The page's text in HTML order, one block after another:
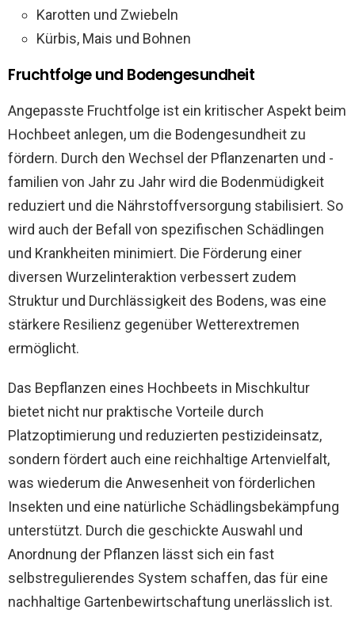
Karotten und Zwiebeln
Kürbis, Mais und Bohnen
Fruchtfolge und Bodengesundheit
Angepasste Fruchtfolge ist ein kritischer Aspekt beim
Hochbeet anlegen, um die Bodengesundheit zu
fördern. Durch den Wechsel der Pflanzenarten und -
familien von Jahr zu Jahr wird die Bodenmüdigkeit
reduziert und die Nährstoffversorgung stabilisiert. So
wird auch der Befall von spezifischen Schädlingen
und Krankheiten minimiert. Die Förderung einer
diversen Wurzelinteraktion verbessert zudem
Struktur und Durchlässigkeit des Bodens, was eine
stärkere Resilienz gegenüber Wetterextremen
ermöglicht.
Das Bepflanzen eines Hochbeets in Mischkultur
bietet nicht nur praktische Vorteile durch
Platzoptimierung und reduzierten pestizideinsatz,
sondern fördert auch eine reichhaltige Artenvielfalt,
was wiederum die Anwesenheit von förderlichen
Insekten und eine natürliche Schädlingsbekämpfung
unterstützt. Durch die geschickte Auswahl und
Anordnung der Pflanzen lässt sich ein fast
selbstregulierendes System schaffen, das für eine
nachhaltige Gartenbewirtschaftung unerlässlich ist.